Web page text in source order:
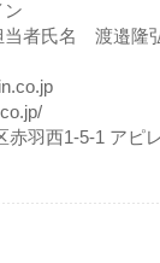
ン
者氏名 渡邉隆
羽西1-5-1 アピ